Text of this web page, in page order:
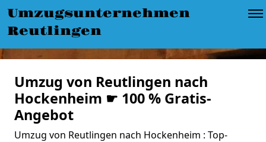
Umzugsunternehmen
Reutlingen
Umzug von Reutlingen nach
Hockenheim ☛ 100 % Gratis-
Angebot
Umzug von Reutlingen nach Hockenheim : Top-